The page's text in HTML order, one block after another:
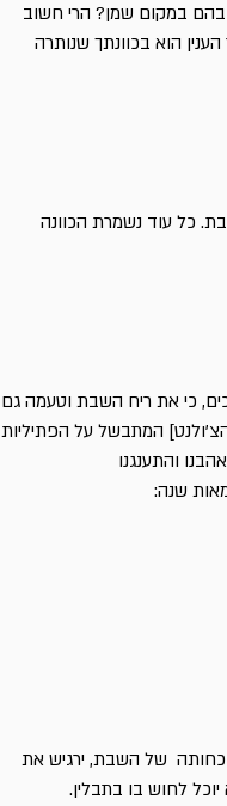
במקום שמן? הרי חשוב
הוא בכוונתך שנותרה
כל עוד נשמרת הכוונה
כי את ריח השבת וטעמה גם
המתבשל על הפתיליות
והתענגנו
שנה:
של השבת, ירגיש את
יוכל לחוש בו בתבלין.